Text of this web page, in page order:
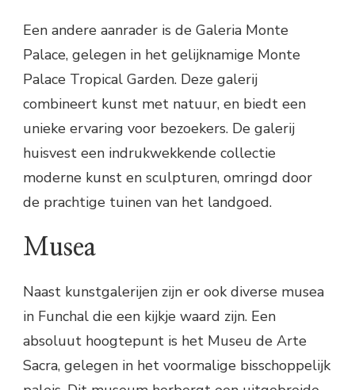
Een andere aanrader is de Galeria Monte
Palace, gelegen in het gelijknamige Monte
Palace Tropical Garden. Deze galerij
combineert kunst met natuur, en biedt een
unieke ervaring voor bezoekers. De galerij
huisvest een indrukwekkende collectie
moderne kunst en sculpturen, omringd door
de prachtige tuinen van het landgoed.
Musea
Naast kunstgalerijen zijn er ook diverse musea
in Funchal die een kijkje waard zijn. Een
absoluut hoogtepunt is het Museu de Arte
Sacra, gelegen in het voormalige bisschoppelijk